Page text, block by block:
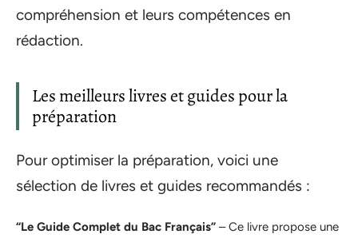
compréhension et leurs compétences en
rédaction.
Les meilleurs livres et guides pour la
préparation
Pour optimiser la préparation, voici une
sélection de livres et guides recommandés :
“Le Guide Complet du Bac Français” – Ce livre propose une